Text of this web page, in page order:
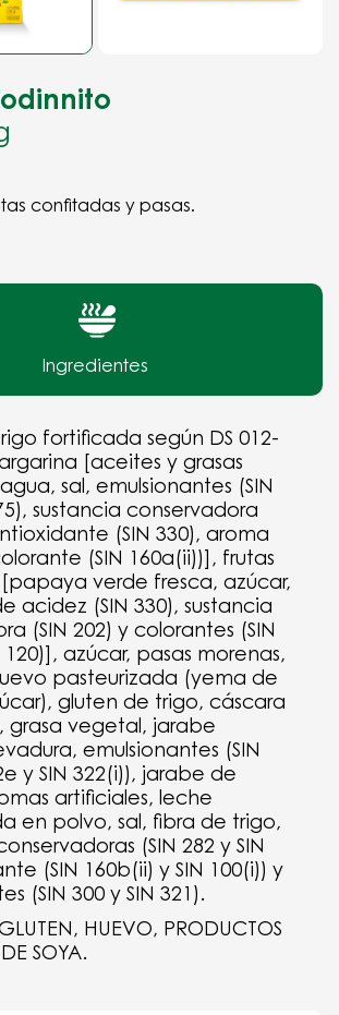
confitadas y pasas.
Ingredientes
fortificada según DS 012-
[aceites y grasas
sal, emulsionantes (SIN
sustancia conservadora
(SIN 330), aroma
(SIN 160a(ii))], frutas
verde fresca, azúcar,
acidez (SIN 330), sustancia
(SIN 202) y colorantes (SIN
120)], azúcar, pasas morenas,
pasteurizada (yema de
gluten de trigo, cáscara
grasa vegetal, jarabe
emulsionantes (SIN
y SIN 322(i)), jarabe de
artificiales, leche
en polvo, sal, fibra de trigo,
(SIN 282 y SIN
(SIN 160b(ii) y SIN 100(i)) y
(SIN 300 y SIN 321).
HUEVO, PRODUCTOS
SOYA.